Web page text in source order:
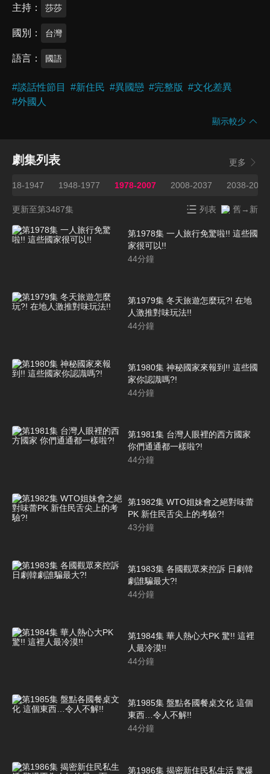
主持 莎莎
國別 台灣
語言 國語
#談話性節目 #新住民 #異國戀 #完整版 #文化差異
#外國人
顯示較少
劇集列表 更多
1918-1947 1948-1977 1978-2007 2008-2037 2038-2067
更新至第3487集 列表 舊→新
第1978集 一人旅行免驚啦!! 這些國
家很可以!!
44分鐘
第1979集 冬天旅遊怎麼玩?! 在地
人激推對味玩法!!
44分鐘
第1980集 神秘國家來報到!! 這些國
家你認識嗎?!
44分鐘
第1981集 台灣人眼裡的西方國家
你們通通都一樣啦?!
44分鐘
第1982集 WTO姐妹會之絕對味蕾
PK 新住民舌尖上的考驗?!
43分鐘
第1983集 各國觀眾來控訴 日劇韓
劇誰騙最大?!
44分鐘
第1984集 華人熱心大PK 驚!! 這裡
人最冷漠!!
44分鐘
第1985集 盤點各國餐桌文化 這個
東西…令人不解!!
44分鐘
第1986集 揭密新住民私生活 驚爆